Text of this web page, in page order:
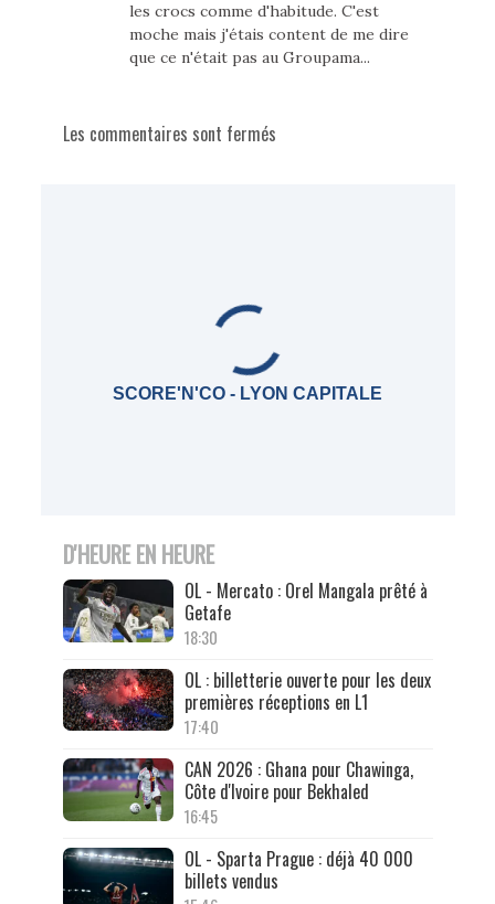
les crocs comme d'habitude. C'est
moche mais j'étais content de me dire
que ce n'était pas au Groupama...
Les commentaires sont fermés
SCORE'N'CO - LYON CAPITALE
D'HEURE EN HEURE
OL - Mercato : Orel Mangala prêté à
Getafe
18:30
OL : billetterie ouverte pour les deux
premières réceptions en L1
17:40
CAN 2026 : Ghana pour Chawinga,
Côte d'Ivoire pour Bekhaled
16:45
OL - Sparta Prague : déjà 40 000
billets vendus